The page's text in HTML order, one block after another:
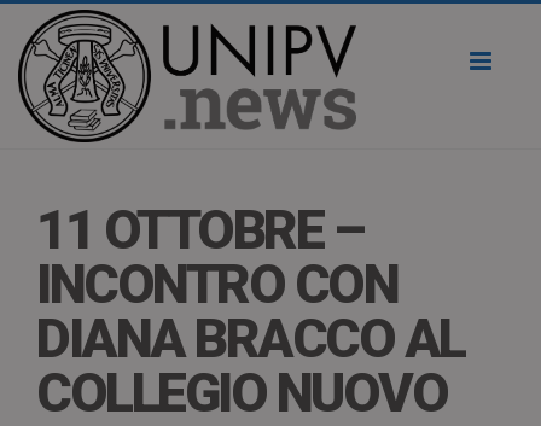
11 OTTOBRE –
INCONTRO CON
DIANA BRACCO AL
COLLEGIO NUOVO